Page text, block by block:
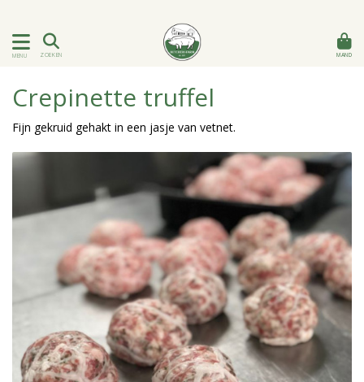
MENU ZOEKEN MAND
Crepinette truffel
Fijn gekruid gehakt in een jasje van vetnet.